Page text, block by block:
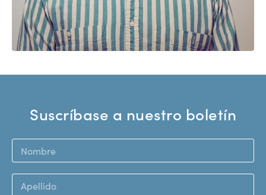
Suscríbase a nuestro boletín